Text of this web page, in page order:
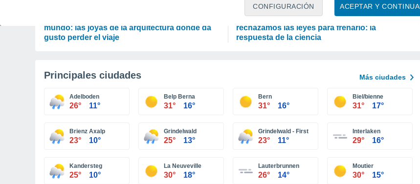
ACEPTAR Y
CONFIGURACIÓN
mundo: las joyas de la arquitectura donde da
gusto perder el viaje
ACTUALIDAD
Por qué nos preocupa el cambio climático pero
rechazamos las leyes para frenarlo: la
respuesta de la ciencia
Principales ciudades Más ciudades
Adelboden
26° 11°
Belp Berna
31° 16°
Bern
31° 16°
Biel/bienne
31° 17°
Brienz Axalp
23° 10°
Grindelwald
25° 13°
Grindelwald - First
23° 11°
Interlaken
29° 16°
Kandersteg
25° 10°
La Neuveville
30° 18°
Lauterbrunnen
26° 14°
Moutier
30° 15°